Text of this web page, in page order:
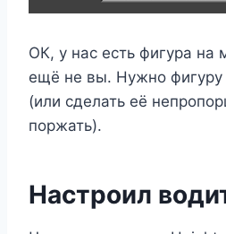
ОК, у нас есть фигура на
ещё не вы. Нужно фигуру
(или сделать её
поржать).
Настроил